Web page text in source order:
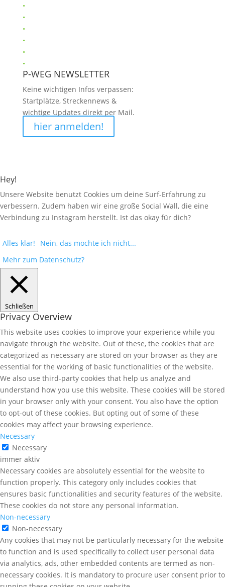
•
•
•
•
•
•
P-WEG NEWSLETTER
Keine wichtigen Infos verpassen:
Startplätze, Streckennews &
wichtige Updates direkt per Mail.
hier anmelden!
Hey!
Unsere Website benutzt Cookies um deine Surf-Erfahrung zu
verbessern. Zudem haben wir eine große Social Wall, die eine
Verbindung zu Instagram herstellt. Ist das okay für dich?
Alles klar!
Nein, das möchte ich nicht...
Mehr zum Datenschutz?
Schließen
Privacy Overview
This website uses cookies to improve your experience while you
navigate through the website. Out of these, the cookies that are
categorized as necessary are stored on your browser as they are
essential for the working of basic functionalities of the website.
We also use third-party cookies that help us analyze and
understand how you use this website. These cookies will be stored
in your browser only with your consent. You also have the option
to opt-out of these cookies. But opting out of some of these
cookies may affect your browsing experience.
Necessary
Necessary
immer aktiv
Necessary cookies are absolutely essential for the website to
function properly. This category only includes cookies that
ensures basic functionalities and security features of the website.
These cookies do not store any personal information.
Non-necessary
Non-necessary
Any cookies that may not be particularly necessary for the website
to function and is used specifically to collect user personal data
via analytics, ads, other embedded contents are termed as non-
necessary cookies. It is mandatory to procure user consent prior to